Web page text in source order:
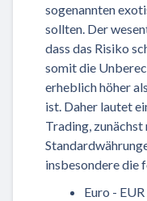
sogenannten
sollten. Der
dass das Risiko
somit die
erheblich höher
ist. Daher lautet
Trading,
insbesondere die
Euro - EUR